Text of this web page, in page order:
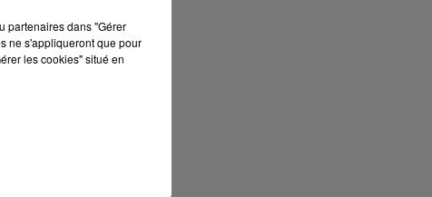
partenaires dans "Gérer
ne s'appliqueront que pour
les cookies" situé en